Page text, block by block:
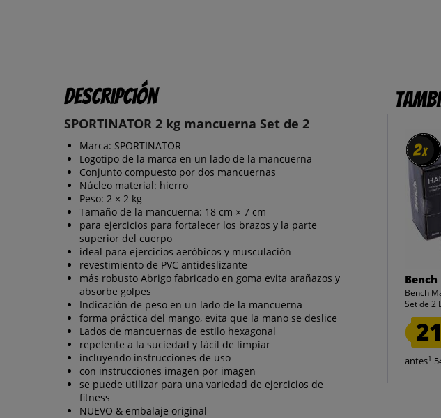
Descripción
SPORTINATOR 2 kg mancuerna Set de 2
Marca: SPORTINATOR
Logotipo de la marca en un lado de la mancuerna
Conjunto compuesto por dos mancuernas
Núcleo material: hierro
Peso: 2 × 2 kg
Tamaño de la mancuerna: 18 cm × 7 cm
para ejercicios para fortalecer los brazos y la parte
superior del cuerpo
ideal para ejercicios aeróbicos y musculación
revestimiento de PVC antideslizante
más robusto Abrigo fabricado en goma evita arañazos y
absorbe golpes
Indicación de peso en un lado de la mancuerna
forma práctica del mango, evita que la mano se deslice
Lados de mancuernas de estilo hexagonal
repelente a la suciedad y fácil de limpiar
incluyendo instrucciones de uso
con instrucciones imagen por imagen
se puede utilizar para una variedad de ejercicios de
fitness
NUEVO & embalaje original
2x
2x
Bench
Bench
Set de 2
antes1